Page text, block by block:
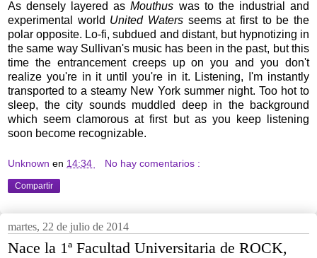
As densely layered asMouthus was to the industrial and
experimental world United Waters seems at first to be the
polar opposite. Lo-fi, subdued and distant, but hypnotizing in
the same way Sullivan's music has been in the past, but this
time the entrancement creeps up on you and you don't
realize you're in it until you're in it. Listening, I'm instantly
transported to a steamy New York summer night. Too hot to
sleep, the city sounds muddled deep in the background
which seem clamorous at first but as you keep listening
soon become recognizable.
Unknown en 14:34 No hay comentarios :
Compartir
martes, 22 de julio de 2014
Nace la 1ª Facultad Universitaria de ROCK,